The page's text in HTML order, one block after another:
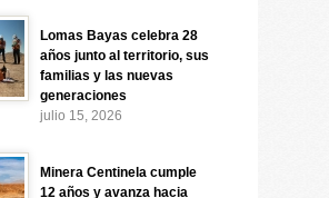
Lomas Bayas celebra 28
años junto al territorio, sus
familias y las nuevas
generaciones
julio 15, 2026
Minera Centinela cumple
12 años y avanza hacia